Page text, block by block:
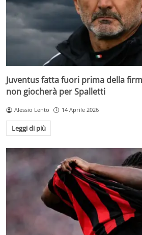
Juventus fatta fuori prima della
non giocherà per Spalletti
Alessio Lento 14 Aprile 2026
Leggi di più